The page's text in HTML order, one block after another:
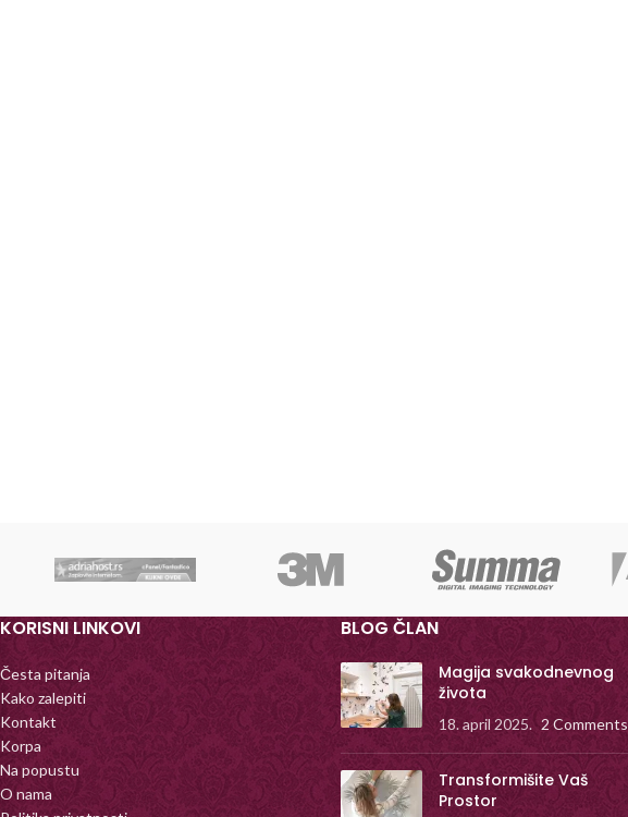
KORISNI LINKOVI
Česta pitanja
Kako zalepiti
Kontakt
Korpa
Na popustu
O nama
BLOG ČLAN
Magija svakodnevnog
života
18. april 2025. 2 Comments
Transformišite Vaš
Prostor